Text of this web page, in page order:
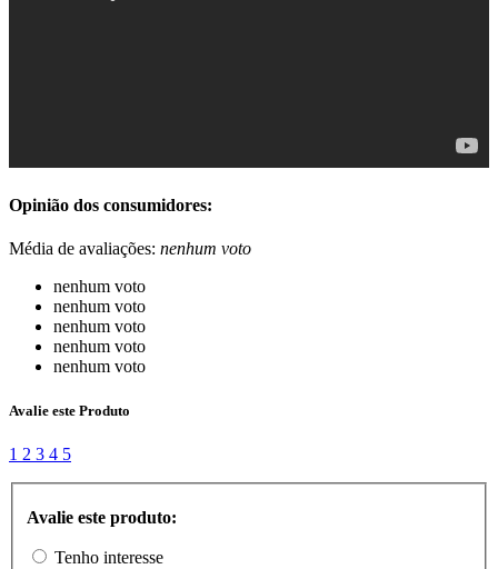
Opinião dos consumidores:
Média de avaliações: nenhum voto
nenhum voto
nenhum voto
nenhum voto
nenhum voto
nenhum voto
Avalie este Produto
1 2 3 4 5
Avalie este produto:
Tenho interesse